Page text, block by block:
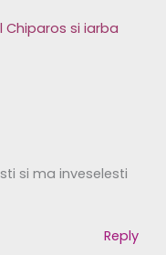
Chiparos si iarba
si ma inveselesti
Reply